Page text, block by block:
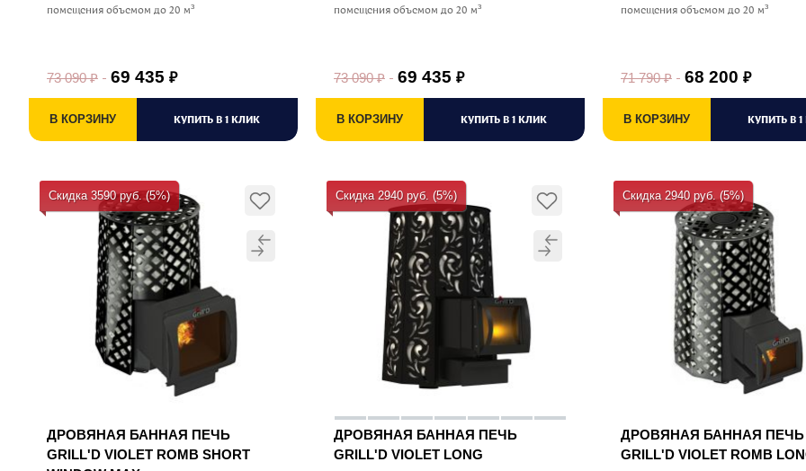
помещения объемом до 20 м³
73 090₽ 69 435 ₽
В КОРЗИНУ КУПИТЬ В 1 КЛИК
помещения объемом до 20 м³
73 090₽ 69 435 ₽
В КОРЗИНУ КУПИТЬ В 1 КЛИК
помещения объемом до 20 м³
71 790₽ 68 200 ₽
В КОРЗИНУ КУПИТЬ В
Скидка 3590 руб. (5%)
ДРОВЯНАЯ БАННАЯ ПЕЧЬ
GRILL'D VIOLET ROMB SHORT
Скидка 2940 руб. (5%)
ДРОВЯНАЯ БАННАЯ ПЕЧЬ
GRILL'D VIOLET LONG
Скидка 2940 руб. (5%)
ДРОВЯНАЯ БАННАЯ ПЕЧЬ
GRILL'D VIOLET ROMB